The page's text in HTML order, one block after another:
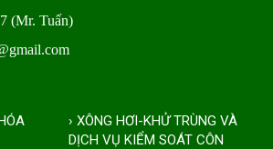
(Mr. Tuấn)
› XÔNG HƠI-KHỬ TRÙNG VÀ
DỊCH VỤ KIỂM SOÁT CÔN